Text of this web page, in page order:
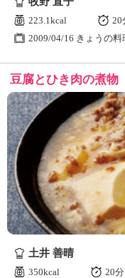
223.1kcal
20
2009/04/16 きょうの料
豆腐とひき肉の煮物
土井 善晴
350kcal
20分